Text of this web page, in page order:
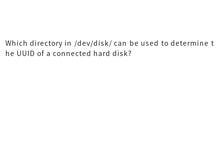
Which directory in /dev/disk/ can be used to determine t
he UUID of a connected hard disk?